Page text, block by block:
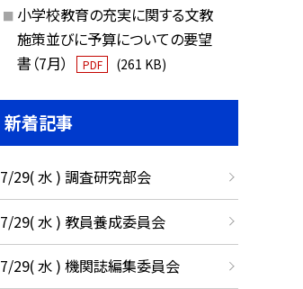
小学校教育の充実に関する文教
施策並びに予算についての要望
書（7月）
PDF (261 KB)
新着記事
7/29( 水 ) 調査研究部会
7/29( 水 ) 教員養成委員会
7/29( 水 ) 機関誌編集委員会